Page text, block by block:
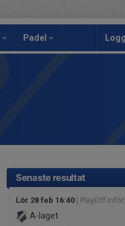
Padel
Senaste resultat
Lör 28 feb 16:40 | PlayOff inför kvalserie till HockeyTvåan
A-laget